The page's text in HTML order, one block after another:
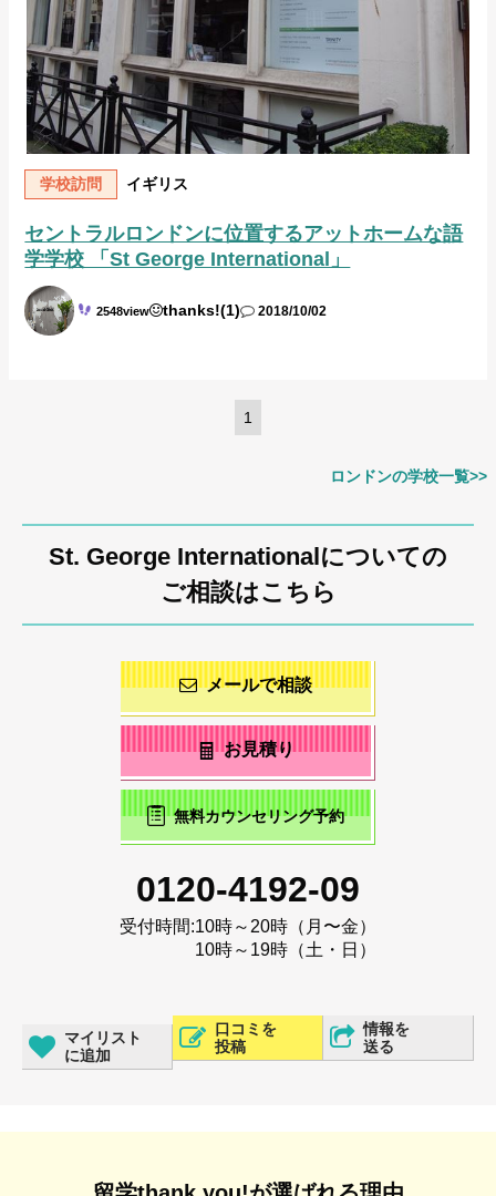
学校訪問 イギリス
セントラルロンドンに位置するアットホームな語
学学校 「St George International」
2548view thanks!(1) 2018/10/02
1
ロンドンの学校一覧>>
St. George Internationalについての
ご相談はこちら
メールで相談
お見積り
無料カウンセリング予約
0120-4192-09
受付時間:10時～20時（月〜金）
10時～19時（土・日）
マイリスト
に追加
口コミを
投稿
情報を
送る